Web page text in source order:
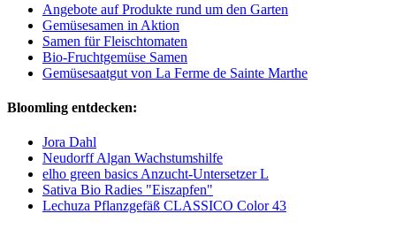
Angebote auf Produkte rund um den Garten
Gemüsesamen in Aktion
Samen für Fleischtomaten
Bio-Fruchtgemüse Samen
Gemüsesaatgut von La Ferme de Sainte Marthe
Bloomling entdecken:
Jora Dahl
Neudorff Algan Wachstumshilfe
elho green basics Anzucht-Untersetzer L
Sativa Bio Radies "Eiszapfen"
Lechuza Pflanzgefäß CLASSICO Color 43